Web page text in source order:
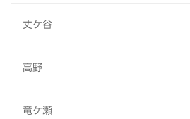
丈ケ谷
高野
竜ケ瀬